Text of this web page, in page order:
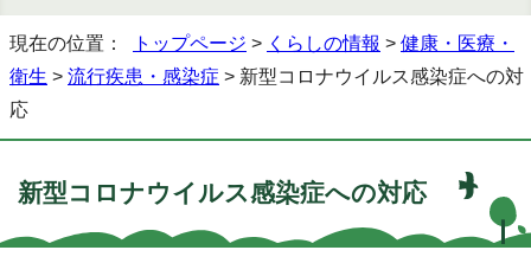
現在の位置： トップページ > くらしの情報 > 健康・医療・
衛生 > 流行疾患・感染症 > 新型コロナウイルス感染症への対
応
新型コロナウイルス感染症への対応